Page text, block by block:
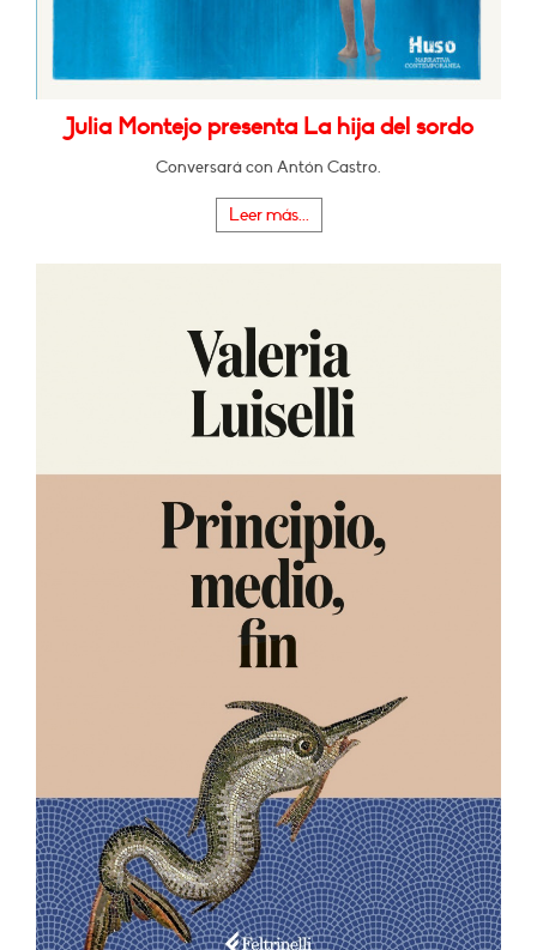
Julia Montejo presenta La hija del sordo
Conversará con Antón Castro.
Leer más...